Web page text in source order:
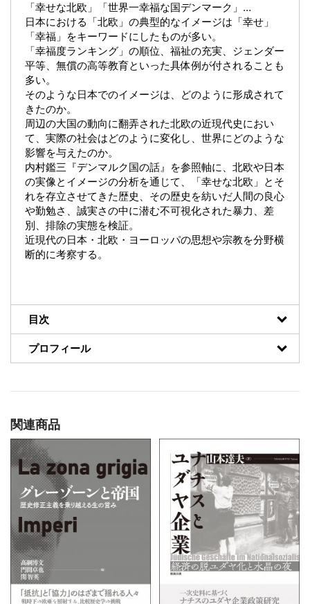
「幸せな北欧」「世界一幸福な国デンマーク」…
日本における「北欧」の典型的なイメージは「幸せ」
「幸福」をキーワードにしたものが多い。
「幸福度ランキング」の順位、福祉の充実、ジェンダー
平等、無償の高等教育といった具体例が付されることも
多い。
そのような日本でのイメージは、どのように形成されて
きたのか。
周辺の大国の動向に翻弄された北欧の近現代史におい
て、実際の社会はどのように変化し、世界にどのような
影響を与えたのか。
内村鑑三『デンマルク国の話』を参照軸に、北欧や日本
の実像とイメージの分析を通じて、「幸せな北欧」とそ
れを存立させてきた歴史、その歴史を紡いだ人間の良心
や勤勉さ、誠実さの中に潜む不可視化された暴力、差
別、排除の実態を検証。
近現代の日本・北欧・ヨーロッパの思想や宗教を分野横
断的に考察する。
目次
プロフィール
関連商品